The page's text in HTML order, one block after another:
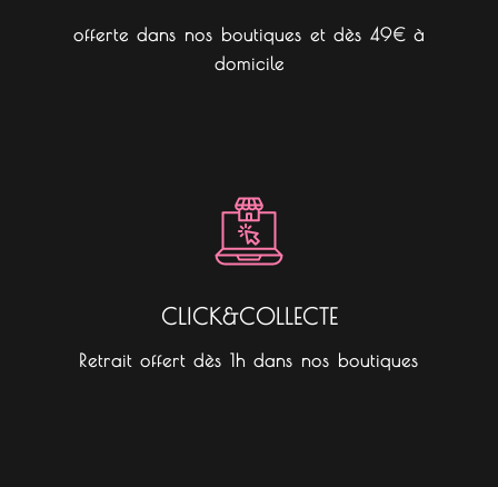
offerte dans nos boutiques et dès 49€ à
domicile
CLICK&COLLECTE
Retrait offert dès 1h dans nos boutiques